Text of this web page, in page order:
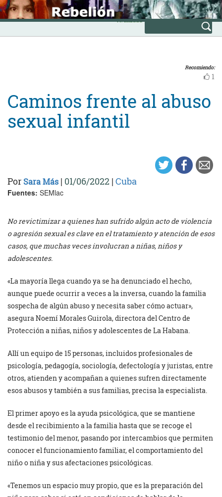
Skip
to
content
INICIO
Avanzada
Recomiendo:
1
Caminos frente al abuso
sexual infantil
Por Sara Más | 01/06/2022 | Cuba
Fuentes: SEMlac
No revictimizar a quienes han sufrido algún acto de violencia
o agresión sexual es clave en el tratamiento y atención de esos
casos, que muchas veces involucran a niñas, niños y
adolescentes.
«La mayoría llega cuando ya se ha denunciado el hecho,
aunque puede ocurrir a veces a la inversa, cuando la familia
sospecha de algún abuso y necesita saber cómo actuar»,
asegura Noemí Morales Guirola, directora del Centro de
Protección a niñas, niños y adolescentes de La Habana.
Allí un equipo de 15 personas, incluidos profesionales de
psicología, pedagogía, sociología, defectología y juristas, entre
otros, atienden y acompañan a quienes sufren directamente
esos abusos y también a sus familias, precisa la especialista.
El primer apoyo es la ayuda psicológica, que se mantiene
desde el recibimiento a la familia hasta que se recoge el
testimonio del menor, pasando por intercambios que permiten
conocer el funcionamiento familiar, el comportamiento del
niño o niña y sus afectaciones psicológicas.
«Tenemos un espacio muy propio, que es la preparación del